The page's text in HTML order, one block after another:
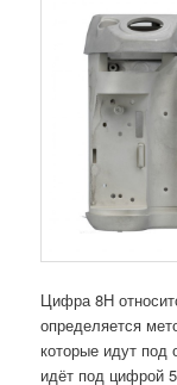
Цифра 8H
определяется
которые идут под
идёт под цифрой